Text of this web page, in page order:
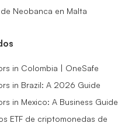
Neobanca en Malta
in Colombia | OneSafe
in Brazil: A 2026 Guide
in Mexico: A Business Guide
ETF de criptomonedas de